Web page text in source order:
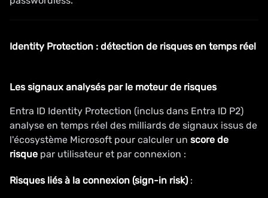
Identity Protection : détection de risques en temps réel
Les signaux analysés par le moteur de risques
Entra ID Identity Protection (inclus dans Entra ID P2)
analyse en temps réel des milliards de signaux issus de
l'écosystème Microsoft pour calculer un score de
risque par utilisateur et par connexion :
Risques liés à la connexion (sign-in risk):